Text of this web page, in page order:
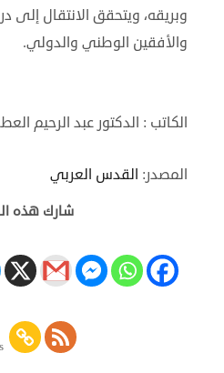
وبريقه، ويتحقق الانتقال إلى
والأفقين الوطني والدولي.
الكاتب : الدكتور عبد الرحيم
المصدر: القدس العربي
شارك هذه